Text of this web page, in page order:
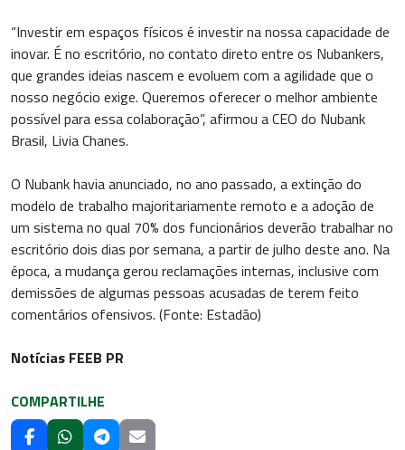
“Investir em espaços físicos é investir na nossa capacidade de
inovar. É no escritório, no contato direto entre os Nubankers,
que grandes ideias nascem e evoluem com a agilidade que o
nosso negócio exige. Queremos oferecer o melhor ambiente
possível para essa colaboração”, afirmou a CEO do Nubank
Brasil, Livia Chanes.
O Nubank havia anunciado, no ano passado, a extinção do
modelo de trabalho majoritariamente remoto e a adoção de
um sistema no qual 70% dos funcionários deverão trabalhar no
escritório dois dias por semana, a partir de julho deste ano. Na
época, a mudança gerou reclamações internas, inclusive com
demissões de algumas pessoas acusadas de terem feito
comentários ofensivos. (Fonte: Estadão)
Notícias FEEB PR
COMPARTILHE